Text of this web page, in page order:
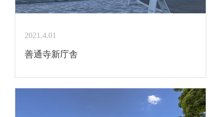
2021.4.01
善通寺新庁舎